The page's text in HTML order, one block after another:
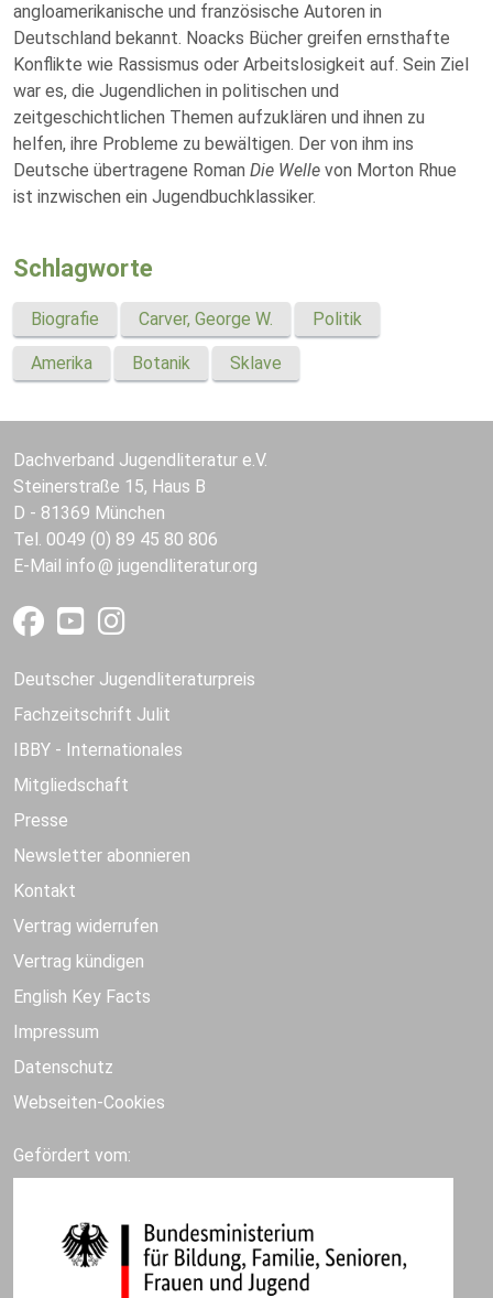
angloamerikanische und französische Autoren in
Deutschland bekannt. Noacks Bücher greifen ernsthafte
Konflikte wie Rassismus oder Arbeitslosigkeit auf. Sein Ziel
war es, die Jugendlichen in politischen und
zeitgeschichtlichen Themen aufzuklären und ihnen zu
helfen, ihre Probleme zu bewältigen. Der von ihm ins
Deutsche übertragene Roman Die Welle von Morton Rhue
ist inzwischen ein Jugendbuchklassiker.
Schlagworte
Biografie Carver, George W. Politik
Amerika Botanik Sklave
Dachverband Jugendliteratur e.V.
Steinerstraße 15, Haus B
D - 81369 München
Tel. 0049 (0) 89 45 80 806
E-Mail info jugendliteratur.org
Deutscher Jugendliteraturpreis
Fachzeitschrift Julit
IBBY - Internationales
Mitgliedschaft
Presse
Newsletter abonnieren
Kontakt
Vertrag widerrufen
Vertrag kündigen
English Key Facts
Impressum
Datenschutz
Webseiten-Cookies
Gefördert vom: